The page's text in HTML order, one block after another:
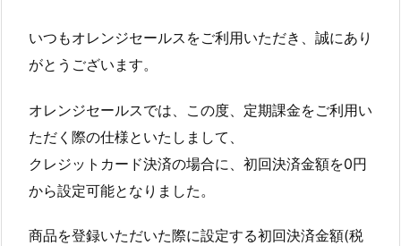
いつもオレンジセールスをご利用いただき、誠にあり
がとうございます。
オレンジセールスでは、この度、定期課金をご利用い
ただく際の仕様といたしまして、
クレジットカード決済の場合に、初回決済金額を0円
から設定可能となりました。
商品を登録いただいた際に設定する初回決済金額(税